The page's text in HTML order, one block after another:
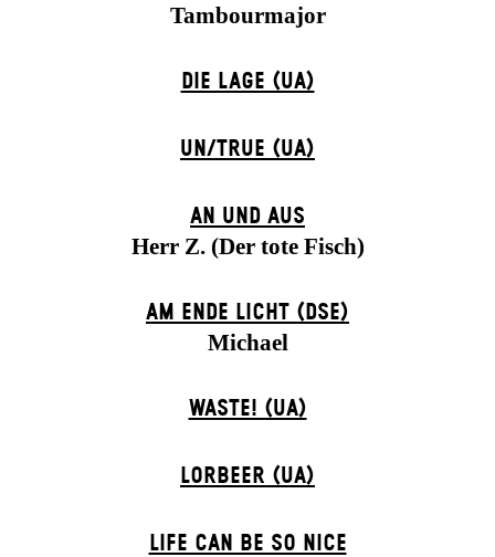
Tambourmajor
DIE LAGE (UA)
UN/TRUE (UA)
AN UND AUS
Herr Z. (Der tote Fisch)
AM ENDE LICHT (DSE)
Michael
WASTE! (UA)
LORBEER (UA)
LIFE CAN BE SO NICE